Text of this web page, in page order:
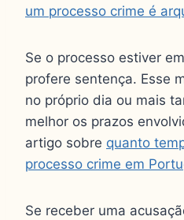
um processo crime é
Se o processo estiver
profere sentença. Esse
no próprio dia ou mais
melhor os prazos
artigo sobre quanto
processo crime em
Se receber uma